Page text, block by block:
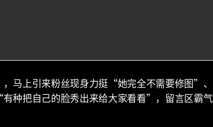
马上引来粉丝现身力挺“她完全不需要修图”、
种把自己的脸秀出来给大家看看”，留言区霸气